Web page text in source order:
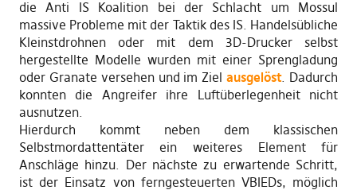
die Anti IS Koalition bei der Schlacht um Mossul
massive Probleme mit der Taktik des IS. Handelsübliche
Kleinstdrohnen oder mit dem 3D-Drucker selbst
hergestellte Modelle wurden mit einer Sprengladung
oder Granate versehen und im Zielausgelöst. Dadurch
konnten die Angreifer ihre Luftüberlegenheit nicht
ausnutzen.
Hierdurch kommt neben dem klassischen
Selbstmordattentäter ein weiteres Element für
Anschläge hinzu. Der nächste zu erwartende Schritt,
ist der Einsatz von ferngesteuerten VBIEDs, möglich